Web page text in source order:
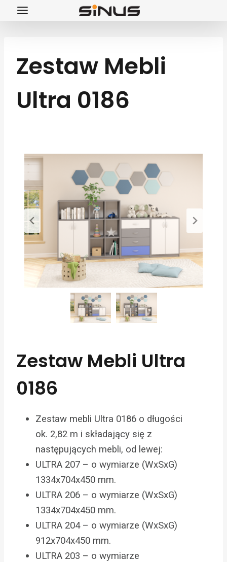
Przejdź
Zestaw Mebli
Ultra 0186
Zestaw Mebli Ultra
0186
Zestaw mebli Ultra 0186 o długości
ok. 2,82 m i składający się z
następujących mebli, od lewej:
ULTRA 207 – o wymiarze (WxSxG)
1334x704x450 mm.
ULTRA 206 – o wymiarze (WxSxG)
1334x704x450 mm.
ULTRA 204 – o wymiarze (WxSxG)
912x704x450 mm.
ULTRA 203 – o wymiarze